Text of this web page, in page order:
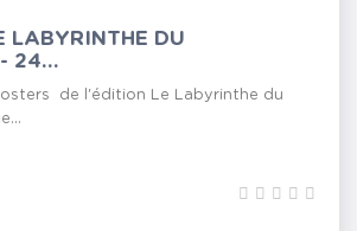
LABYRINTHE DU
24...
de l'édition Le Labyrinthe du